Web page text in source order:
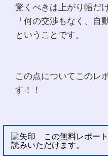
驚くべきは上がり幅だ
「何の交渉もなく、自
ということです。
この点についてこのレ
す！！
この無料レポー
読みいただけます。